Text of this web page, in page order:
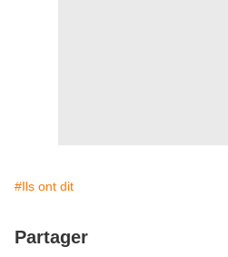
#Ils ont dit
Partager